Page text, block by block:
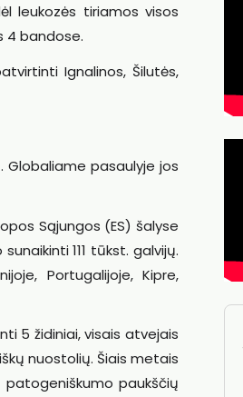
leukozės tiriamos visos
4 bandose.
Ignalinos, Šilutės,
Globaliame pasaulyje jos
Sąjungos (ES) šalyse
111 tūkst. galvijų.
Portugalijoje, Kipre,
5 židiniai, visais atvejais
nuostolių. Šiais metais
paukščių